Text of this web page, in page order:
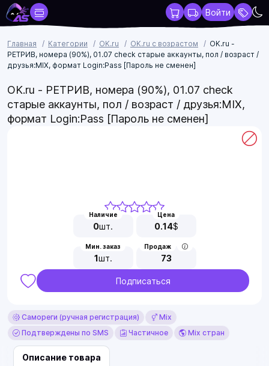
Войти
Главная Категории OK.ru OK.ru с возрастом
OK.ru -
РЕТРИВ, номера (90%), 01.07 check cтарые аккаунты, пол / возраст /
друзья:MIX, формат Login:Pass [Пароль не сменен]
OK.ru - РЕТРИВ, номера (90%), 01.07 check
cтарые аккаунты, пол / возраст / друзья:MIX,
формат Login:Pass [Пароль не сменен]
Наличие
0шт.
Цена
0.14$
Мин. заказ
1шт.
Продаж
73
Подписаться
Самореги (ручная регистрация)
Mix
Подтверждены по SMS
Частичное Mix стран
Описание товара